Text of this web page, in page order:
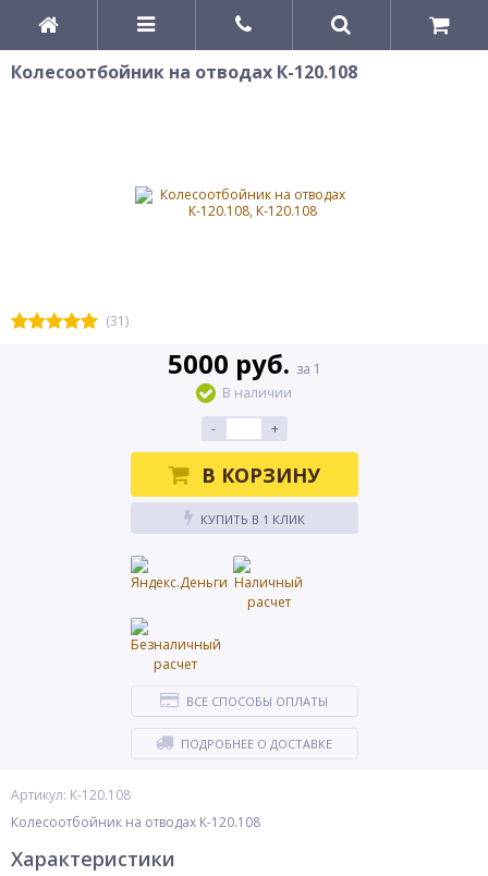
Колесоотбойник на отводах К-120.108
(31)
Артикул: К-120.108
Колесоотбойник на отводах К-120.108
5000 руб. за 1
В наличии
-
+
В КОРЗИНУ
КУПИТЬ В 1 КЛИК
ВСЕ СПОСОБЫ ОПЛАТЫ
ПОДРОБНЕЕ О ДОСТАВКЕ
Характеристики